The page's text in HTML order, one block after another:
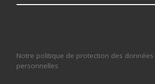
Notre politique de protection des données
personnelles